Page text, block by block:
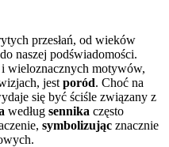
przesłań, od wieków
naszej podświadomości.
wieloznacznych motywów,
jest poród. Choć na
się być ściśle związany z
według sennika często
symbolizując znacznie